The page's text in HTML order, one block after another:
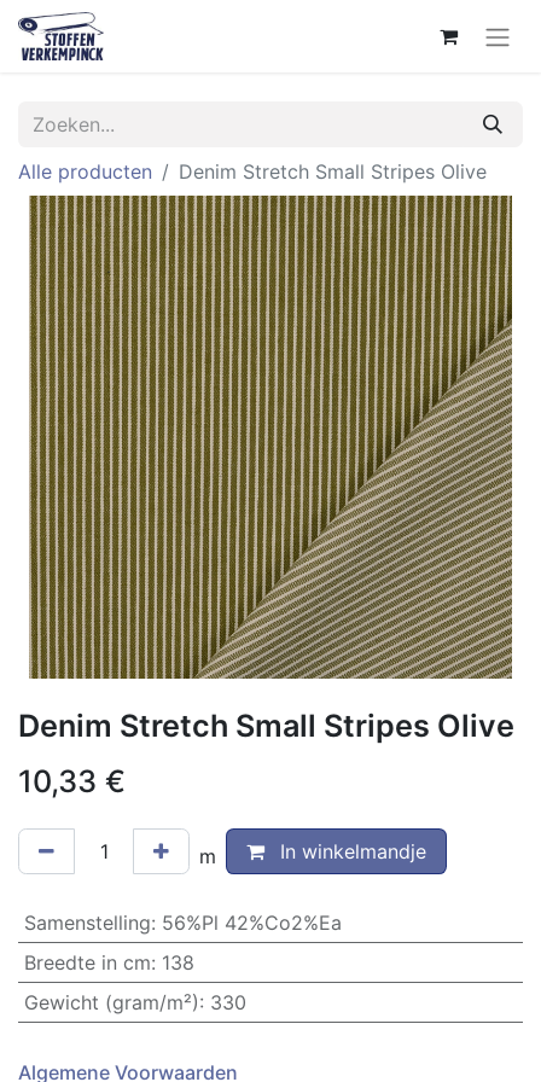
Alle producten Denim Stretch Small Stripes Olive
Denim Stretch Small Stripes Olive
10,33 €
m In winkelmandje
Samenstelling: 56%Pl 42%Co2%Ea
Breedte in cm: 138
Gewicht (gram/m²): 330
Algemene Voorwaarden